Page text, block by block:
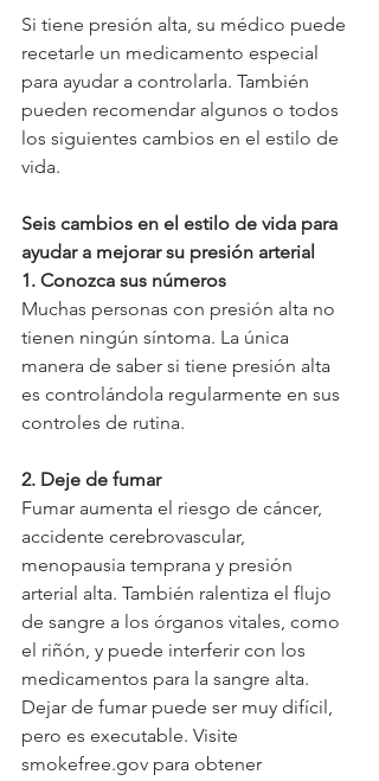
Si tiene presión alta, su médico puede
recetarle un medicamento especial
para ayudar a controlarla. También
pueden recomendar algunos o todos
los siguientes cambios en el estilo de
vida.
Seis cambios en el estilo de vida para
ayudar a mejorar su presión arterial
1. Conozca sus números
Muchas personas con presión alta no
tienen ningún síntoma. La única
manera de saber si tiene presión alta
es controlándola regularmente en sus
controles de rutina.
2. Deje de fumar
Fumar aumenta el riesgo de cáncer,
accidente cerebrovascular,
menopausia temprana y presión
arterial alta. También ralentiza el flujo
de sangre a los órganos vitales, como
el riñón, y puede interferir con los
medicamentos para la sangre alta.
Dejar de fumar puede ser muy difícil,
pero es executable. Visite
smokefree.gov para obtener